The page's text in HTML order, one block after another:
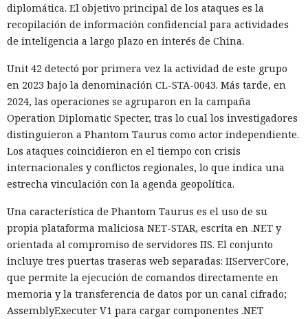
diplomática. El objetivo principal de los ataques es la
recopilación de información confidencial para actividades
de inteligencia a largo plazo en interés de China.
Unit 42 detectó por primera vez la actividad de este grupo
en 2023 bajo la denominación CL-STA-0043. Más tarde, en
2024, las operaciones se agruparon en la campaña
Operation Diplomatic Specter, tras lo cual los investigadores
distinguieron a Phantom Taurus como actor independiente.
Los ataques coincidieron en el tiempo con crisis
internacionales y conflictos regionales, lo que indica una
estrecha vinculación con la agenda geopolítica.
Una característica de Phantom Taurus es el uso de su
propia plataforma maliciosa NET-STAR, escrita en .NET y
orientada al compromiso de servidores IIS. El conjunto
incluye tres puertas traseras web separadas: IIServerCore,
que permite la ejecución de comandos directamente en
memoria y la transferencia de datos por un canal cifrado;
AssemblyExecuter V1 para cargar componentes .NET